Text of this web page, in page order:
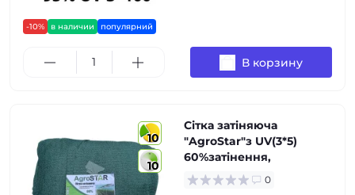
-10% в наличии популярний
В корзину
10
10
Сітка затіняюча
"AgroStar"з UV(3*5)
60%затінення,
0